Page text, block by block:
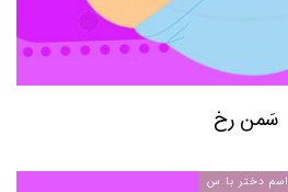
سَمن رخ
اسم دختر با س